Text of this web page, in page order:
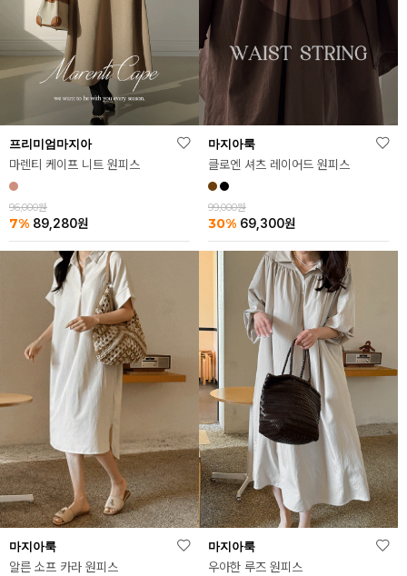
프리미엄마지아
마렌티 케이프 니트 원피스
96,000원
7% 89,280원
마지아룩
클로엔 셔츠 레이어드 원피스
99,000원
30% 69,300원
마지아룩
알른 소프 카라 원피스
마지아룩
우아한 루즈 원피스